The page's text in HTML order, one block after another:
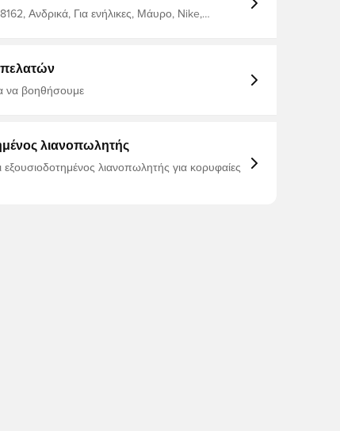
Ανδρικά, Για ενήλικες, Μάυρο, Nike,
να βοηθήσουμε
λιανοπωλητής
εξουσιοδοτημένος λιανοπωλητής για κορυφαίες